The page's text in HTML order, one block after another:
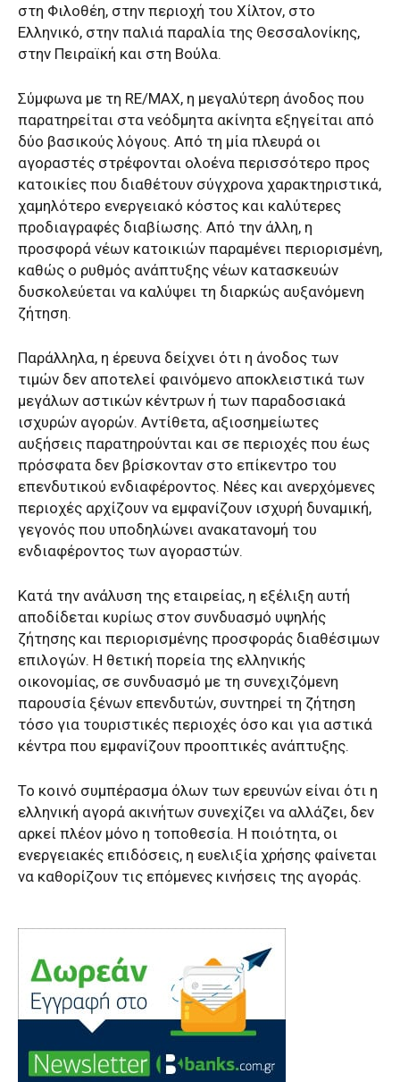
στη Φιλοθέη, στην περιοχή του Χίλτον, στο
Ελληνικό, στην παλιά παραλία της Θεσσαλονίκης,
στην Πειραϊκή και στη Βούλα.
Σύμφωνα με τη RE/MAX, η μεγαλύτερη άνοδος που
παρατηρείται στα νεόδμητα ακίνητα εξηγείται από
δύο βασικούς λόγους. Από τη μία πλευρά οι
αγοραστές στρέφονται ολοένα περισσότερο προς
κατοικίες που διαθέτουν σύγχρονα χαρακτηριστικά,
χαμηλότερο ενεργειακό κόστος και καλύτερες
προδιαγραφές διαβίωσης. Από την άλλη, η
προσφορά νέων κατοικιών παραμένει περιορισμένη,
καθώς ο ρυθμός ανάπτυξης νέων κατασκευών
δυσκολεύεται να καλύψει τη διαρκώς αυξανόμενη
ζήτηση.
Παράλληλα, η έρευνα δείχνει ότι η άνοδος των
τιμών δεν αποτελεί φαινόμενο αποκλειστικά των
μεγάλων αστικών κέντρων ή των παραδοσιακά
ισχυρών αγορών. Αντίθετα, αξιοσημείωτες
αυξήσεις παρατηρούνται και σε περιοχές που έως
πρόσφατα δεν βρίσκονταν στο επίκεντρο του
επενδυτικού ενδιαφέροντος. Νέες και ανερχόμενες
περιοχές αρχίζουν να εμφανίζουν ισχυρή δυναμική,
γεγονός που υποδηλώνει ανακατανομή του
ενδιαφέροντος των αγοραστών.
Κατά την ανάλυση της εταιρείας, η εξέλιξη αυτή
αποδίδεται κυρίως στον συνδυασμό υψηλής
ζήτησης και περιορισμένης προσφοράς διαθέσιμων
επιλογών. Η θετική πορεία της ελληνικής
οικονομίας, σε συνδυασμό με τη συνεχιζόμενη
παρουσία ξένων επενδυτών, συντηρεί τη ζήτηση
τόσο για τουριστικές περιοχές όσο και για αστικά
κέντρα που εμφανίζουν προοπτικές ανάπτυξης.
Το κοινό συμπέρασμα όλων των ερευνών είναι ότι η
ελληνική αγορά ακινήτων συνεχίζει να αλλάζει, δεν
αρκεί πλέον μόνο η τοποθεσία. Η ποιότητα, οι
ενεργειακές επιδόσεις, η ευελιξία χρήσης φαίνεται
να καθορίζουν τις επόμενες κινήσεις της αγοράς.